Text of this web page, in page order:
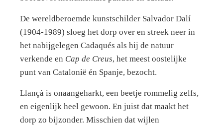
De wereldberoemde kunstschilder Salvador Dalí
(1904-1989) sloeg het dorp over en streek neer in
het nabijgelegen Cadaqués als hij de natuur
verkende en Cap de Creus, het meest oostelijke
punt van Catalonië én Spanje, bezocht.
Llançà is onaangeharkt, een beetje rommelig zelfs,
en eigenlijk heel gewoon. En juist dat maakt het
dorp zo bijzonder. Misschien dat wijlen